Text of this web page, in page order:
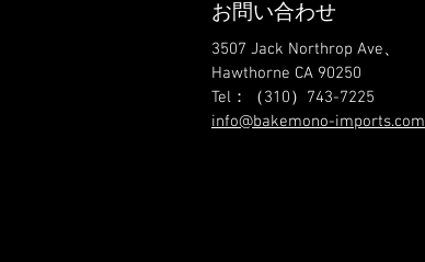
お問い合わせ
3507 Jack Northrop Ave、
Hawthorne CA 90250
Tel：（310）743-7225
info@bakemono-imports.com